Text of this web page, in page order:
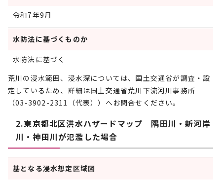
令和7年9月
水防法に基づくものか
水防法に基づく
荒川の浸水範囲、浸水深については、国土交通省が調査・設
定しているため、詳細は国土交通省荒川下流河川事務所
（03-3902-2311（代表））へお問合せください。
2.東京都北区洪水ハザードマップ 隅田川・新河岸
川・神田川が氾濫した場合
基となる浸水想定区域図